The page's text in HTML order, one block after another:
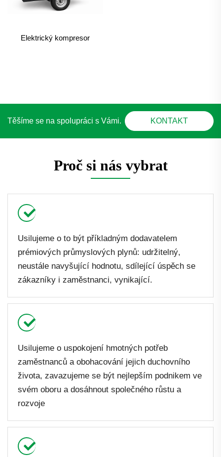
Elektrický kompresor
Těšíme se na spolupráci s Vámi. KONTAKT
Proč si nás vybrat
Usilujeme o to být příkladným dodavatelem
prémiových průmyslových plynů: udržitelný,
neustále navyšující hodnotu, sdílející úspěch se
zákazníky i zaměstnanci, vynikající.
Usilujeme o uspokojení hmotných potřeb
zaměstnanců a obohacování jejich duchovního
života, zavazujeme se být nejlepším podnikem ve
svém oboru a dosáhnout společného růstu a
rozvoje